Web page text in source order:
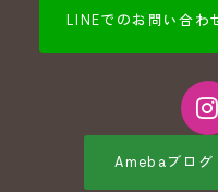
LINEでのお問い合わ
Amebaブログ